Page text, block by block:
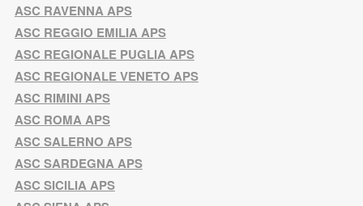
ASC RAVENNA APS
ASC REGGIO EMILIA APS
ASC REGIONALE PUGLIA APS
ASC REGIONALE VENETO APS
ASC RIMINI APS
ASC ROMA APS
ASC SALERNO APS
ASC SARDEGNA APS
ASC SICILIA APS